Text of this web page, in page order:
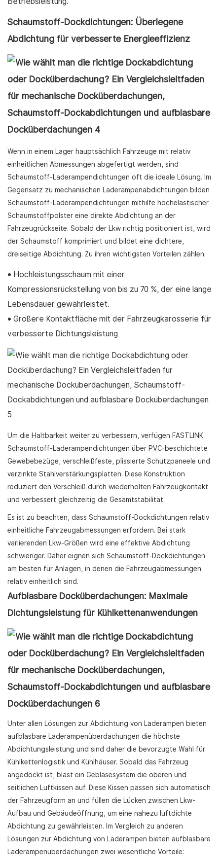
Schaumstoff-Dockdichtungen: Überlegene
Abdichtung für verbesserte Energieeffizienz
Wenn in einem Lager hauptsächlich Fahrzeuge mit relativ
einheitlichen Abmessungen abgefertigt werden, sind
Schaumstoff-Laderampendichtungen oft die ideale Lösung. Im
Gegensatz zu mechanischen Laderampenabdichtungen bilden
Schaumstoff-Laderampendichtungen mithilfe hochelastischer
Schaumstoffpolster eine direkte Abdichtung an der
Fahrzeugrückseite. Sobald der Lkw richtig positioniert ist, wird
der Schaumstoff komprimiert und bildet eine dichtere,
dreiseitige Abdichtung. Zu ihren wichtigsten Vorteilen zählen:
• Hochleistungsschaum mit einer
Kompressionsrückstellung von bis zu 70 %, der eine lange
Lebensdauer gewährleistet.
• Größere Kontaktfläche mit der Fahrzeugkarosserie für
verbesserte Dichtungsleistung
Um die Haltbarkeit weiter zu verbessern, verfügen FASTLINK
Schaumstoff-Laderampendichtungen über PVC-beschichtete
Gewebebezüge, verschleißfeste, plissierte Schutzpaneele und
verzinkte Stahlverstärkungsplatten. Diese Konstruktion
reduziert den Verschleiß durch wiederholten Fahrzeugkontakt
und verbessert gleichzeitig die Gesamtstabilität.
Es ist zu beachten, dass Schaumstoff-Dockdichtungen relativ
einheitliche Fahrzeugabmessungen erfordern. Bei stark
variierenden Lkw-Größen wird eine effektive Abdichtung
schwieriger. Daher eignen sich Schaumstoff-Dockdichtungen
am besten für Anlagen, in denen die Fahrzeugabmessungen
relativ einheitlich sind.
Aufblasbare Docküberdachungen: Maximale
Dichtungsleistung für Kühlkettenanwendungen
Unter allen Lösungen zur Abdichtung von Laderampen bieten
aufblasbare Laderampenüberdachungen die höchste
Abdichtungsleistung und sind daher die bevorzugte Wahl für
Kühlkettenlogistik und Kühlhäuser. Sobald das Fahrzeug
angedockt ist, bläst ein Gebläsesystem die oberen und
seitlichen Luftkissen auf. Diese Kissen passen sich automatisch
der Fahrzeugform an und füllen die Lücken zwischen Lkw-
Aufbau und Gebäudeöffnung, um eine nahezu luftdichte
Abdichtung zu gewährleisten. Im Vergleich zu anderen
Lösungen zur Abdichtung von Laderampen bieten aufblasbare
Laderampenüberdachungen zwei wesentliche Vorteile: